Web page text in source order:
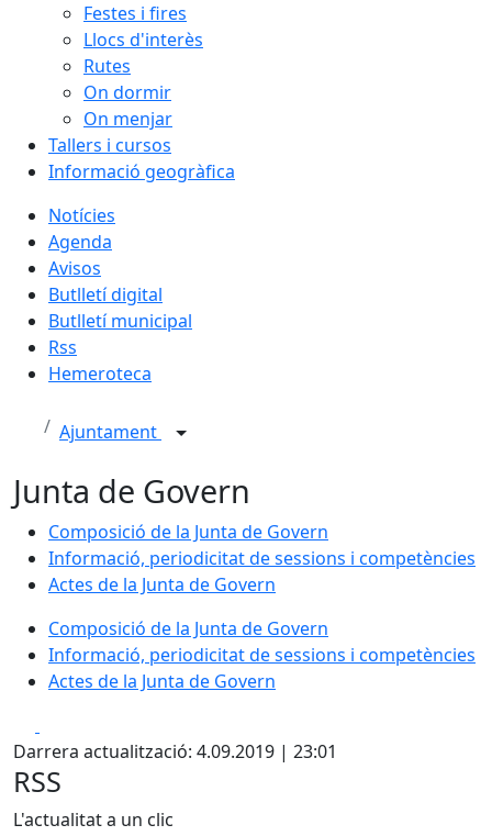
Festes i fires
Llocs d'interès
Rutes
On dormir
On menjar
Tallers i cursos
Informació geogràfica
Notícies
Agenda
Avisos
Butlletí digital
Butlletí municipal
Rss
Hemeroteca
Ajuntament
Junta de Govern
Composició de la Junta de Govern
Informació, periodicitat de sessions i competències
Actes de la Junta de Govern
Composició de la Junta de Govern
Informació, periodicitat de sessions i competències
Actes de la Junta de Govern
Darrera actualització: 4.09.2019 | 23:01
RSS
L'actualitat a un clic